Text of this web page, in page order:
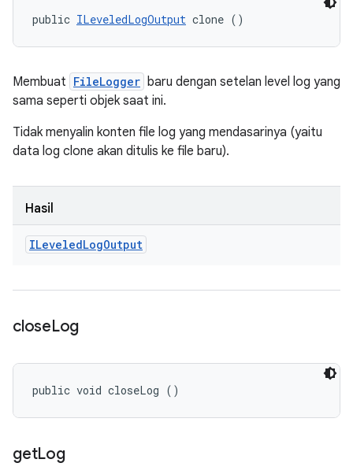
public ILeveledLogOutput clone ()
Membuat FileLogger baru dengan setelan level log yang
sama seperti objek saat ini.
Tidak menyalin konten file log yang mendasarinya (yaitu
data log clone akan ditulis ke file baru).
Hasil
ILeveledLogOutput
closeLog
public void closeLog ()
getLog